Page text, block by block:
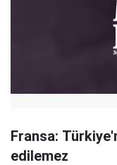
Fransa:
edilemez